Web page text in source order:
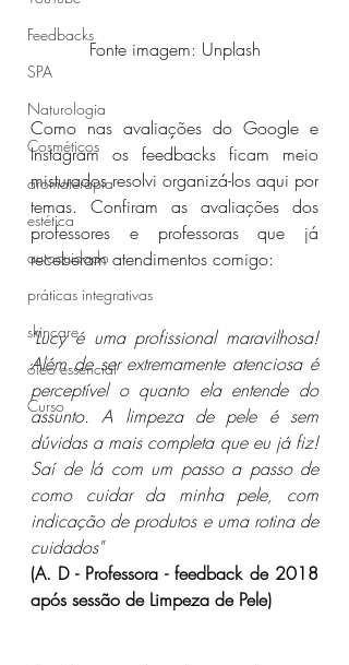
Feedbacks
SPA
Naturologia
Cosméticos
aromaterapia
estética
autocuidado
práticas integrativas
skincare
óleo essencial
Curso
Fonte imagem: Unplash
Como nas avaliações do Google e
Instagram os feedbacks ficam meio
misturados resolvi organizá-los aqui por
temas. Confiram as avaliações dos
professores e professoras que já
receberam atendimentos comigo:
"Lucy é uma profissional maravilhosa!
Além de ser extremamente atenciosa é
perceptível o quanto ela entende do
assunto. A limpeza de pele é sem
dúvidas a mais completa que eu já fiz!
Saí de lá com um passo a passo de
como cuidar da minha pele, com
indicação de produtos e uma rotina de
cuidados"
(A. D - Professora - feedback de 2018
após sessão de Limpeza de Pele)